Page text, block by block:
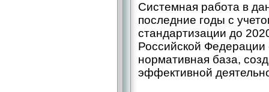
Системная работа в
последние годы с
стандартизации до
Российской
нормативная база,
эффективной